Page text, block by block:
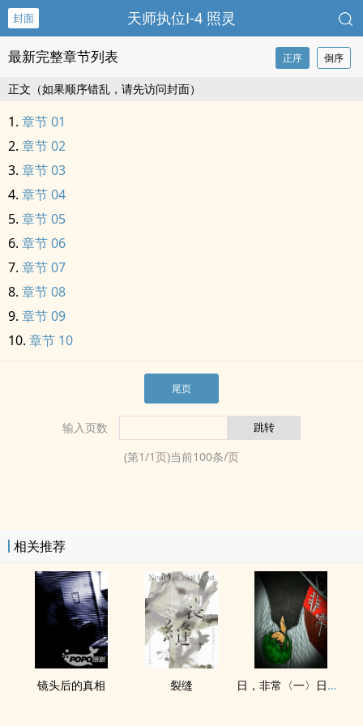
封面 天师执位Ⅰ-4 照灵
最新完整章节列表 正序 倒序
正文（如果顺序错乱，请先访问封面）
章节 01
章节 02
章节 03
章节 04
章节 05
章节 06
章节 07
章节 08
章节 09
章节 10
尾页
输入页数
(第1/1页)当前100条/页
相关推荐
镜头后的真相 裂缝 日，非常〈一〉日常与非日常